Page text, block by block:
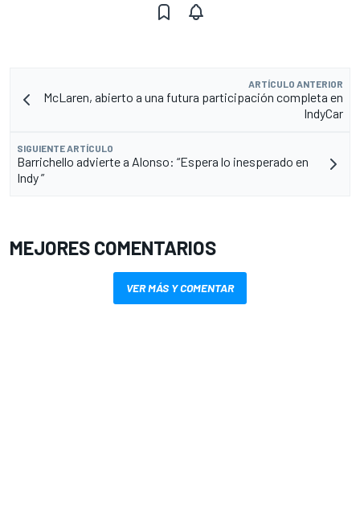
ARTÍCULO ANTERIOR
McLaren, abierto a una futura participación completa en
IndyCar
SIGUIENTE ARTÍCULO
Barrichello advierte a Alonso: “Espera lo inesperado en
Indy ”
MEJORES COMENTARIOS
VER MÁS Y COMENTAR